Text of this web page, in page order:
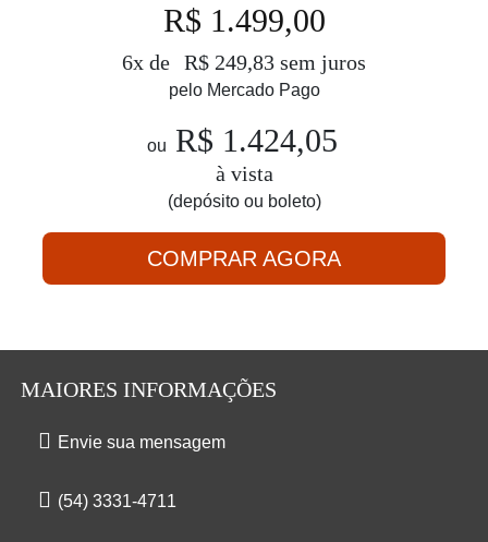
R$ 1.499,00
6x de R$ 249,83 sem juros
pelo Mercado Pago
ou R$ 1.424,05
à vista
(depósito ou boleto)
COMPRAR AGORA
MAIORES INFORMAÇÕES
Envie sua mensagem
(54) 3331-4711